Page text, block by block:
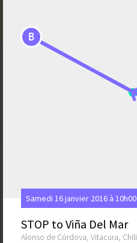
B
Samedi 16 janvier 2016 à 10h00
STOP to Viña Del Mar
Alonso de Córdova, Vitacura, Chili